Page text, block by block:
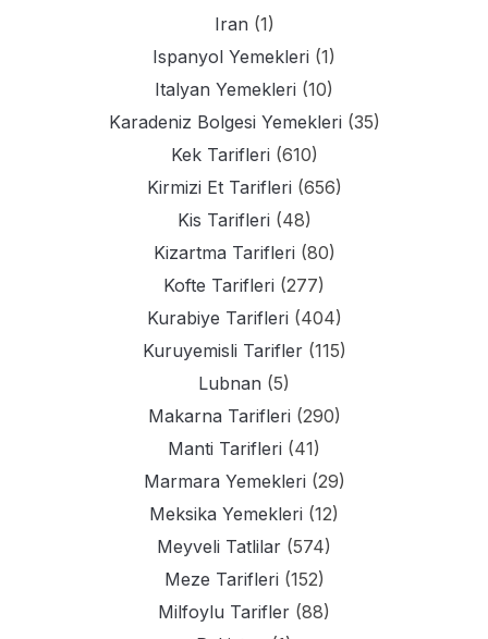
Iran (1)
Ispanyol Yemekleri (1)
Italyan Yemekleri (10)
Karadeniz Bolgesi Yemekleri (35)
Kek Tarifleri (610)
Kirmizi Et Tarifleri (656)
Kis Tarifleri (48)
Kizartma Tarifleri (80)
Kofte Tarifleri (277)
Kurabiye Tarifleri (404)
Kuruyemisli Tarifler(115)
Lubnan (5)
Makarna Tarifleri (290)
Manti Tarifleri (41)
Marmara Yemekleri (29)
Meksika Yemekleri (12)
Meyveli Tatlilar (574)
Meze Tarifleri (152)
Milfoylu Tarifler (88)